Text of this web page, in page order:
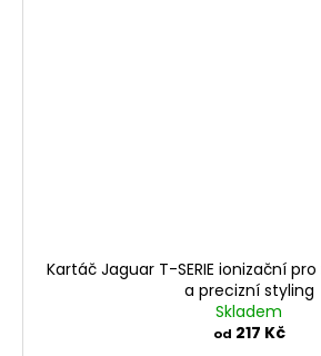
Kartáč Jaguar T-SERIE ionizační
a precizní styling
Skladem
od 217 Kč